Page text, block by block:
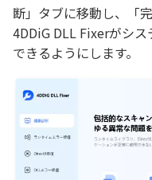
断」タブに移動し、「
4DDiG DLL Fixerがシ
できるようにします。